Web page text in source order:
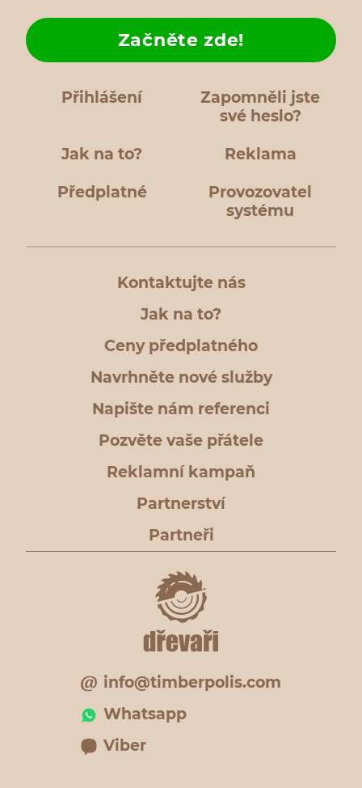
Přihlášení
Zapomněli jste
své heslo?
Jak na to?
Začněte zde!
Reklama
Předplatné
Provozovatel
systému
Kontaktujte nás
Jak na to?
Ceny předplatného
Navrhněte nové služby
Napište nám referenci
Pozvěte vaše přátele
Reklamní kampaň
Partnerství
Partneři
info@timberpolis.com
Whatsapp
Viber